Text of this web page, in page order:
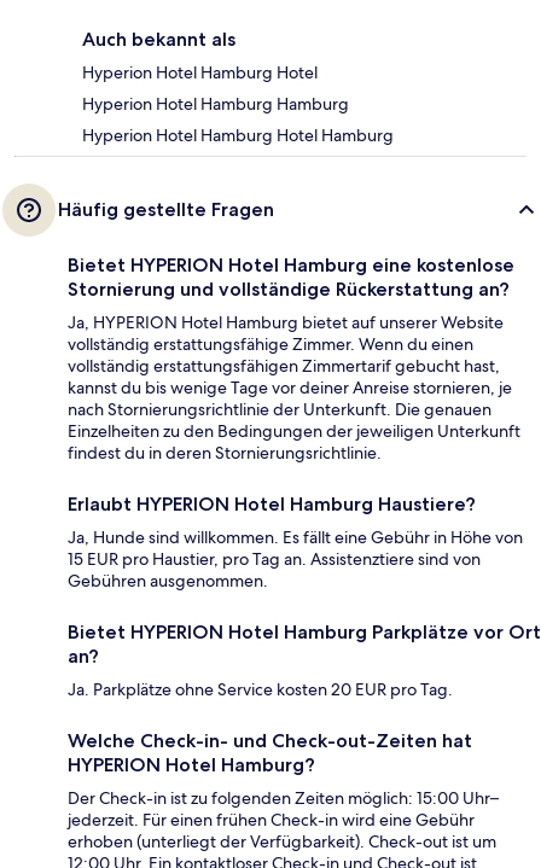
Auch bekannt als
Hyperion Hotel Hamburg Hotel
Hyperion Hotel Hamburg Hamburg
Hyperion Hotel Hamburg Hotel Hamburg
Häufig gestellte Fragen
Bietet HYPERION Hotel Hamburg eine kostenlose
Stornierung und vollständige Rückerstattung an?
Ja, HYPERION Hotel Hamburg bietet auf unserer Website
vollständig erstattungsfähige Zimmer. Wenn du einen
vollständig erstattungsfähigen Zimmertarif gebucht hast,
kannst du bis wenige Tage vor deiner Anreise stornieren, je
nach Stornierungsrichtlinie der Unterkunft. Die genauen
Einzelheiten zu den Bedingungen der jeweiligen Unterkunft
findest du in deren Stornierungsrichtlinie.
Erlaubt HYPERION Hotel Hamburg Haustiere?
Ja, Hunde sind willkommen. Es fällt eine Gebühr in Höhe von
15 EUR pro Haustier, pro Tag an. Assistenztiere sind von
Gebühren ausgenommen.
Bietet HYPERION Hotel Hamburg Parkplätze vor Ort
an?
Ja. Parkplätze ohne Service kosten 20 EUR pro Tag.
Welche Check-in- und Check-out-Zeiten hat
HYPERION Hotel Hamburg?
Der Check-in ist zu folgenden Zeiten möglich: 15:00 Uhr–
jederzeit. Für einen frühen Check-in wird eine Gebühr
erhoben (unterliegt der Verfügbarkeit). Check-out ist um
12:00 Uhr. Ein kontaktloser Check-in und Check-out ist